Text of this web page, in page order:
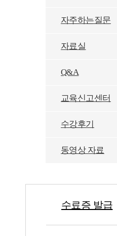
자주하는질문
자료실
Q&A
교육신고센터
수강후기
동영상 자료
수료증 발급